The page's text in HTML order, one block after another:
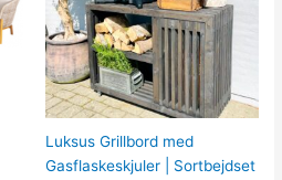
Luksus Grillbord med
Gasflaskeskjuler | Sortbejdset